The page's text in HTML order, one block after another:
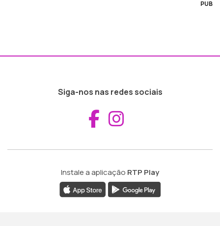
PUB
Siga-nos nas redes sociais
Aceder ao
Instale a aplicação RTP Play